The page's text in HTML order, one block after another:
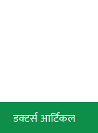
डक्टर्स आर्टिकल